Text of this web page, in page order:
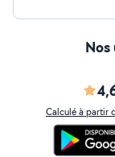
Calculé à partir